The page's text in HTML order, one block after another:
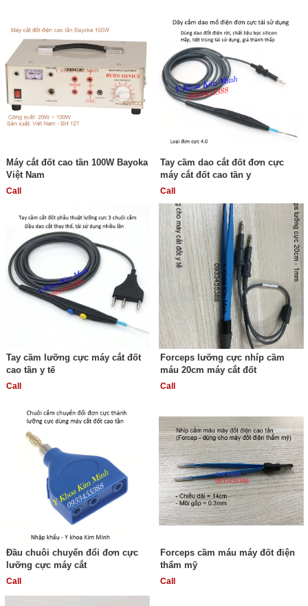
Máy cắt đốt cao tần 100W Bayoka
Việt Nam
Call
Tay cầm dao cắt đốt đơn cực
máy cắt đốt cao tần y
Call
Tay cầm lưỡng cực máy cắt đốt
cao tần y tế
Call
Forceps lưỡng cực nhíp cầm
máu 20cm máy cắt đốt
Call
Đầu chuôi chuyển đổi đơn cực
lưỡng cực máy cắt
Call
Forceps cầm máu máy đốt điện
thẩm mỹ
Call